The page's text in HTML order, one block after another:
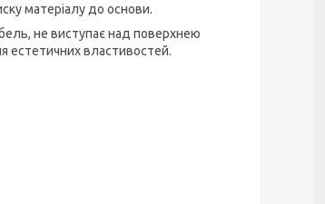
матеріалу до основи.
не виступає над поверхнею
естетичних властивостей.